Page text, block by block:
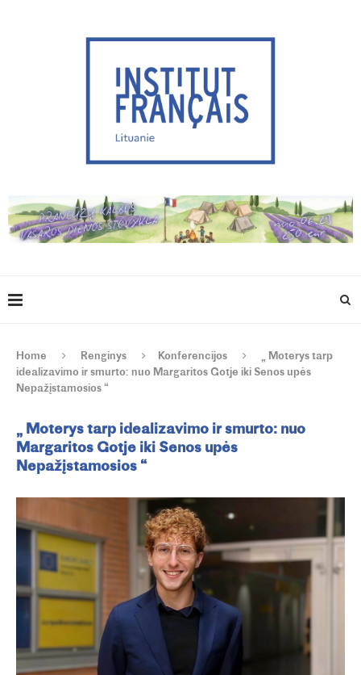
Home Renginys Konferencijos
„ Moterys tarp
idealizavimo ir smurto: nuo Margaritos Gotje iki Senos upės
Nepažįstamosios “
„ Moterys tarp idealizavimo ir smurto: nuo
Margaritos Gotje iki Senos upės
Nepažįstamosios “